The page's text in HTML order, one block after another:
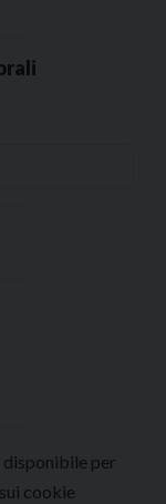
disponibile per
sui cookie